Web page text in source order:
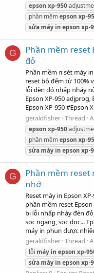
epson xp-950
phần mềmepson xp-
sửa máy in epson xp-
G
Phần mềm reset
đỏ
Phần mềm ri sét máy
reset bộ đếm từ 100%
lỗi đèn đỏ nhấp nháy
Epson XP-950 adjprog,
Epson XP-950 #Epson
geraldfisher Thread
epson xp-950
phần mềmepson xp-
sửa máy in epson xp-
G
Phần mềm reset
nhớ
Reset máy in Epson
phần mềm reset Epson
bị lỗi nhấp nháy đèn
sọc ngang, sọc dọc...
máy in phun được
geraldfisher Thread
lỗi máy in epson xp-
sửa máy in epson xp-